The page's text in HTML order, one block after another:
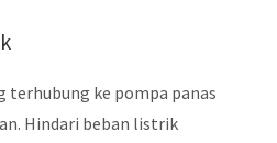
ke pompa panas
Hindari beban listrik